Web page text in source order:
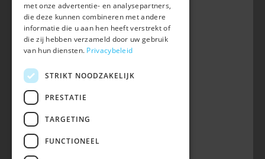
+32 (0) 16 47 99 80
info@belgian-warmblood.com
BTW BE 0410.346.424
RPR Leuven
IBAN BE40 7364 0368 4863
Volg ons op
Wij zijn telefonisch bereikbaar:
woe 9u-12u
met onze advertentie- en analysepartners,
die deze kunnen combineren met andere
informatie die u aan hen heeft verstrekt of
die zij hebben verzameld door uw gebruik
van hun diensten. Privacybeleid
STRIKT NOODZAKELIJK
PRESTATIE
TARGETING
FUNCTIONEEL